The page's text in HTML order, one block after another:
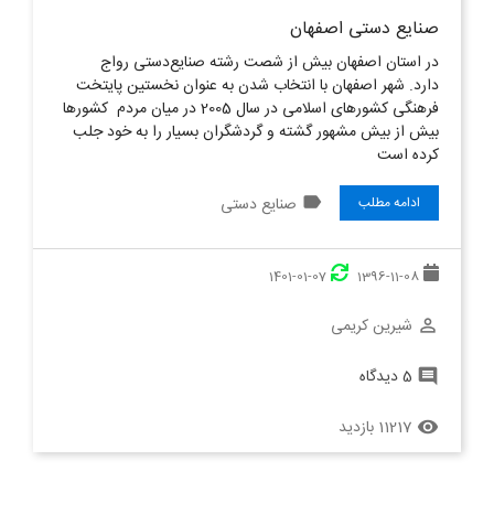
صنایع دستی اصفهان
در استان اصفهان بیش از شصت رشته صنایع‌دستی رواج
دارد. شهر اصفهان با انتخاب شدن به عنوان نخستین پایتخت
فرهنگی کشورهای اسلامی در سال 2005 در میان مردم کشورها
بیش از بیش مشهور گشته و گردشگران بسیار را به خود جلب
کرده است
ادامه مطلب label صنایع دستی
1396-11-08
1401-01-07
perm_identity شیرین کریمی
comment 5 دیدگاه
remove_red_eye 11217 بازدید